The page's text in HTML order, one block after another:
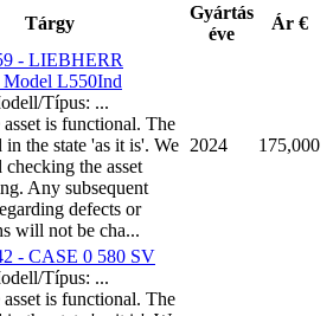
Tárgy
Gyártás
éve
Ár €
- LIEBHERR
L550Ind
Típus: ...
is functional. The
in the state 'as it is'. We
checking the asset
Any subsequent
defects or
will not be cha...
2024 175,000
- CASE 0 580 SV
Típus: ...
is functional. The